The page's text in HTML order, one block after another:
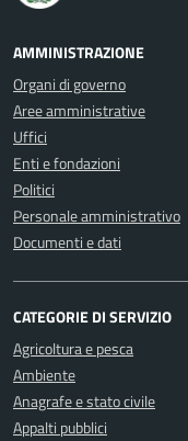
AMMINISTRAZIONE
Organi di governo
Aree amministrative
Uffici
Enti e fondazioni
Politici
Personale amministrativo
Documenti e dati
CATEGORIE DI SERVIZIO
Agricoltura e pesca
Ambiente
Anagrafe e stato civile
Appalti pubblici